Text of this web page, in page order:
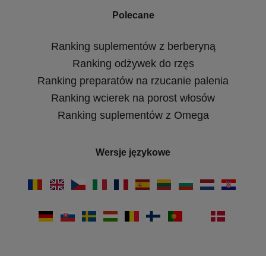
Polecane
Ranking suplementów z berberyną
Ranking odżywek do rzęs
Ranking preparatów na rzucanie palenia
Ranking wcierek na porost włosów
Ranking suplementów z Omega
Wersje językowe